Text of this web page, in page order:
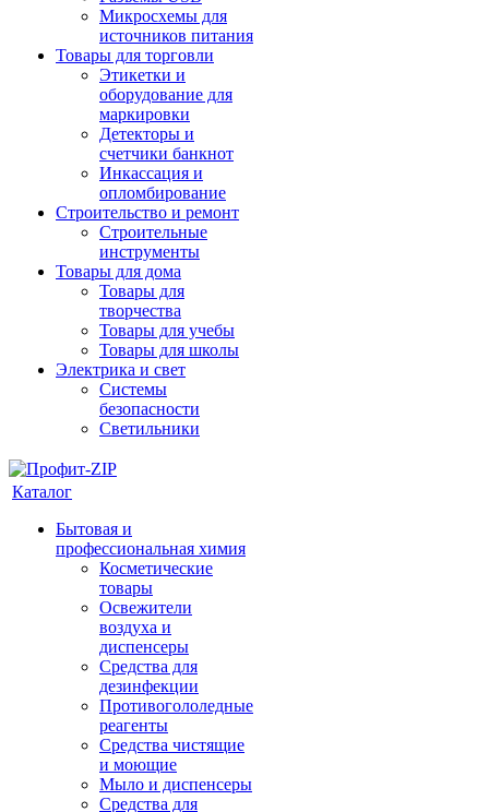
Микросхемы для
источников питания
Товары для торговли
Этикетки и
оборудование для
маркировки
Детекторы и
счетчики банкнот
Инкассация и
опломбирование
Строительство и ремонт
Строительные
инструменты
Товары для дома
Товары для
творчества
Товары для учебы
Товары для школы
Электрика и свет
Системы
безопасности
Светильники
Каталог
Бытовая и
профессиональная химия
Косметические
товары
Освежители
воздуха и
диспенсеры
Средства для
дезинфекции
Противогололедные
реагенты
Средства чистящие
и моющие
Мыло и диспенсеры
Средства для